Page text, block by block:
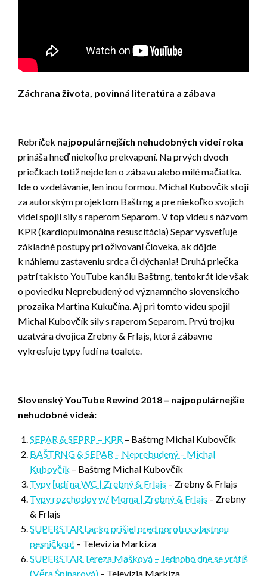
Záchrana života, povinná literatúra a zábava
Rebríček najpopulárnejších nehudobných videí roka
prináša hneď niekoľko prekvapení. Na prvých dvoch
priečkach totiž nejde len o zábavu alebo milé mačiatka.
Ide o vzdelávanie, len inou formou. Michal Kubovčík stojí
za autorským projektom Baštrng a pre niekoľko svojich
videí spojil sily s raperom Separom. V top videu s názvom
KPR (kardiopulmonálna resuscitácia) Separ vysvetľuje
základné postupy pri oživovaní človeka, ak dôjde
k náhlemu zastaveniu srdca či dýchania! Druhá priečka
patrí takisto YouTube kanálu Baštrng, tentokrát ide však
o poviedku Neprebudený od významného slovenského
prozaika Martina Kukučína. Aj pri tomto videu spojil
Michal Kubovčík sily s raperom Separom. Prvú trojku
uzatvára dvojica Zrebny & Frlajs, ktorá zábavne
vykresľuje typy ľudí na toalete.
Slovenský YouTube Rewind 2018 – najpopulárnejšie
nehudobné videá:
SEPAR & SEPRP – KPR – Baštrng Michal Kubovčík
BAŠTRNG & SEPAR – Neprebudený – Michal
Kubovčík – Baštrng Michal Kubovčík
Typy ľudí na WC | Zrebný & Frlajs – Zrebny & Frlajs
Typy rozchodov w/ Moma | Zrebný & Frlajs – Zrebny
& Frlajs
SUPERSTAR Lacko prišiel pred porotu s vlastnou
pesničkou! – Televízia Markíza
SUPERSTAR Tereza Mašková – Jednoho dne se vrátíš
(Věra Špinarová) – Televízia Markíza